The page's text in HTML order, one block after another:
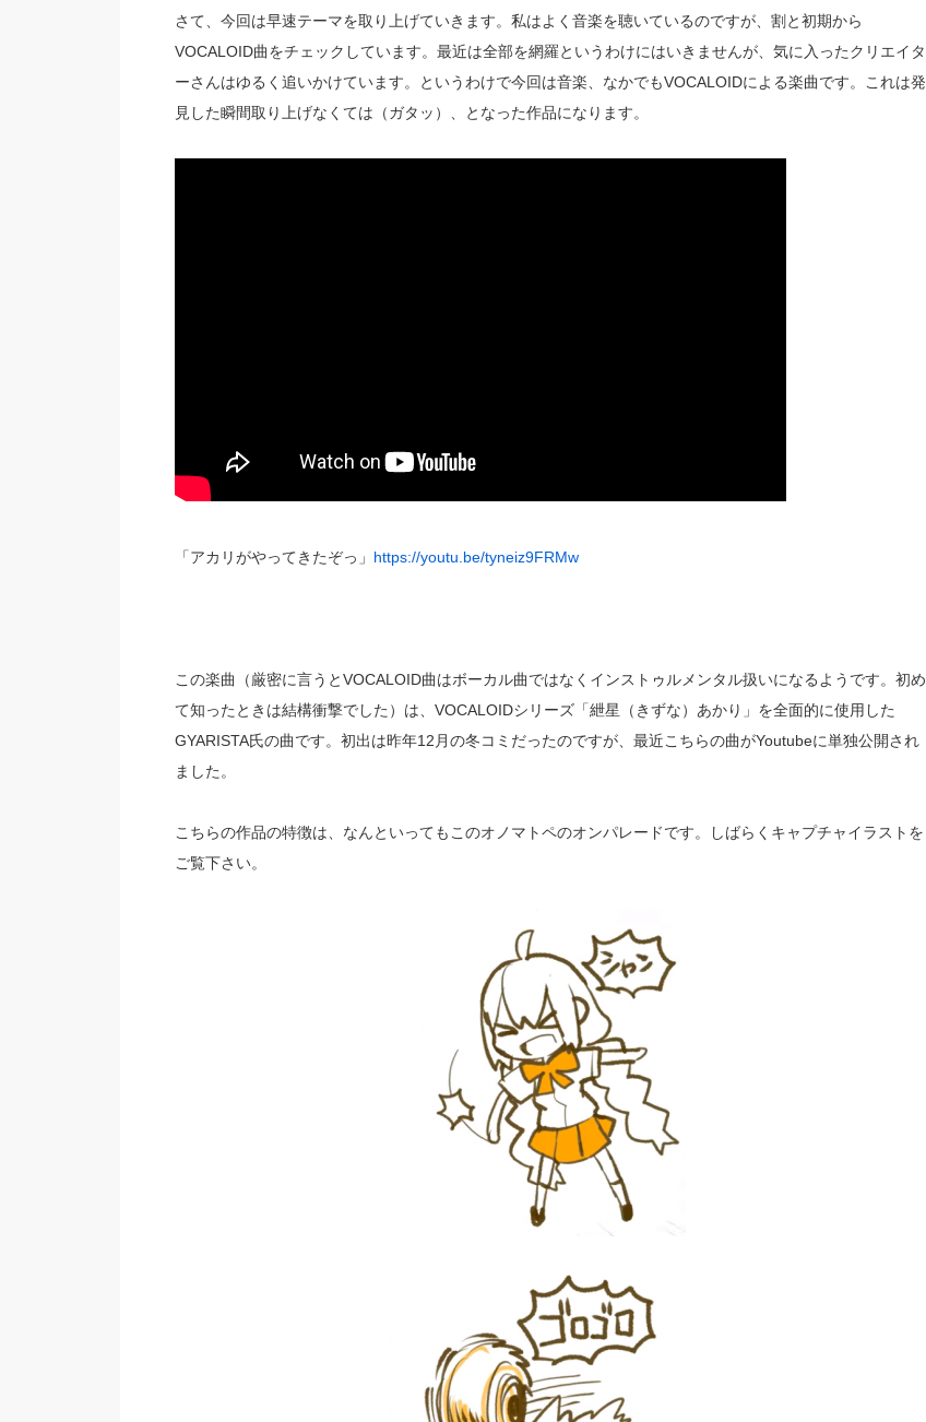
さて、今回は早速テーマを取り上げていきます。私はよく音楽を聴いているのですが、割と初期から
VOCALOID曲をチェックしています。最近は全部を網羅というわけにはいきませんが、気に入ったクリエイタ
ーさんはゆるく追いかけています。というわけで今回は音楽、なかでもVOCALOIDによる楽曲です。これは発
見した瞬間取り上げなくては（ガタッ）、となった作品になります。
「アカリがやってきたぞっ」 https://youtu.be/tyneiz9FRMw
この楽曲（厳密に言うとVOCALOID曲はボーカル曲ではなくインストゥルメンタル扱いになるようです。初め
て知ったときは結構衝撃でした）は、VOCALOIDシリーズ「紲星（きずな）あかり」を全面的に使用した
GYARISTA氏の曲です。初出は昨年12月の冬コミだったのですが、最近こちらの曲がYoutubeに単独公開され
ました。
こちらの作品の特徴は、なんといってもこのオノマトペのオンパレードです。しばらくキャプチャイラストを
ご覧下さい。